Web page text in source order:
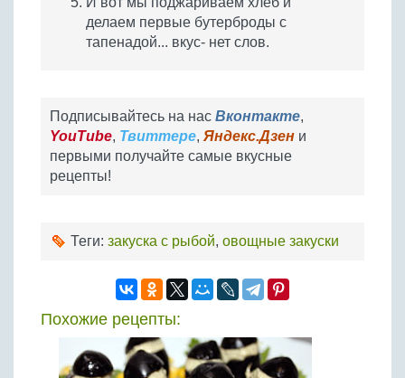
делаем первые бутерброды с
тапенадой... вкус- нет слов.
Подписывайтесь на нас Вконтакте,
YouTube, Твиттере, Яндекс.Дзен и
первыми получайте самые вкусные
рецепты!
Теги: закуска с рыбой, овощные закуски
Похожие рецепты: